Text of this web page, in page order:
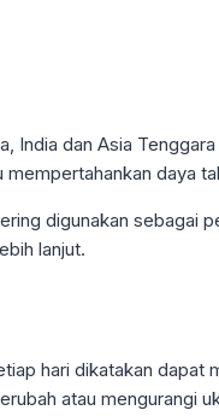
India dan Asia
daya
digunakan sebagai
lanjut.
hari dikatakan
atau mengurangi